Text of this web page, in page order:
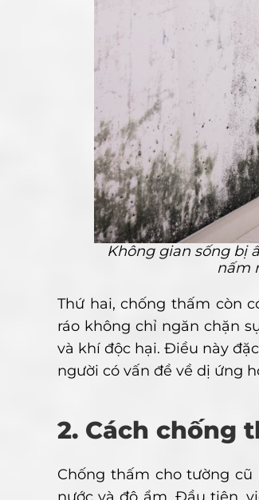
Không gian sống bị
nấm
Thứ hai, chống thấm còn
ráo không chỉ ngăn chặn
và khí độc hại. Điều này
người có vấn đề về dị ứng
2. Cách chống
Chống thấm cho tường